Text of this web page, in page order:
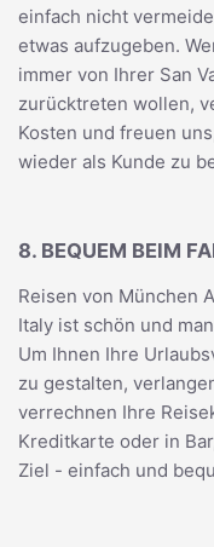
einfach nicht
etwas aufzugeben.
immer von Ihrer San
zurücktreten wollen,
Kosten und freuen
wieder als Kunde zu
8. BEQUEM BEIM
Reisen von München
Italy ist schön und
Um Ihnen Ihre
zu gestalten,
verrechnen Ihre
Kreditkarte oder in
Ziel - einfach und